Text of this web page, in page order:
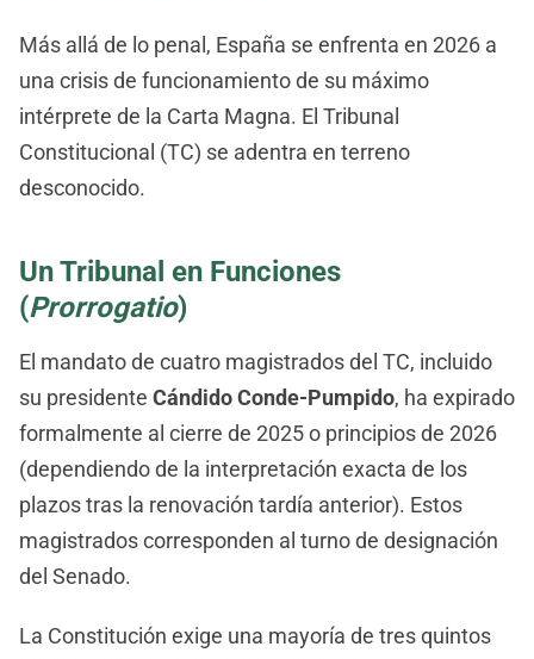
Más allá de lo penal, España se enfrenta en 2026 a
una crisis de funcionamiento de su máximo
intérprete de la Carta Magna. El Tribunal
Constitucional (TC) se adentra en terreno
desconocido.
Un Tribunal en Funciones
(Prorrogatio)
El mandato de cuatro magistrados del TC, incluido
su presidente Cándido Conde-Pumpido, ha expirado
formalmente al cierre de 2025 o principios de 2026
(dependiendo de la interpretación exacta de los
plazos tras la renovación tardía anterior). Estos
magistrados corresponden al turno de designación
del Senado.
La Constitución exige una mayoría de tres quintos